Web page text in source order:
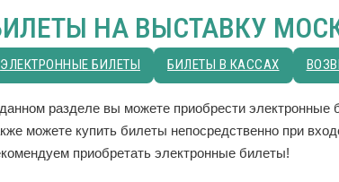
НА ВЫСТАВКУ
ЭЛЕКТРОННЫЕ БИЛЕТЫ БИЛЕТЫ В КАССАХ
разделе вы можете приобрести
можете купить билеты непосредственно при
приобретать электронные билеты!